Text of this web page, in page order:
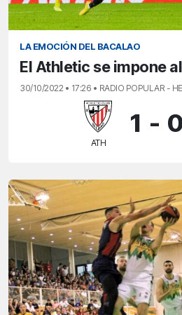
LA EMOCIÓN DEL BACALAO
El Athletic se impone
30/10/2022 • 17:26 • RADIO POPULAR -
ATH
1 -